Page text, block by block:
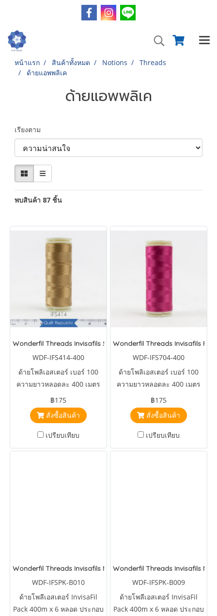
หน้าแรก สินค้าทั้งหมด Notions
Threads
ด้ายแอพพลิเค
ด้ายแอพพลิเค
เรียงตาม
พบสินค้า 87 ชิ้น
Wonderfil Threads Invisafils Soft Tan
WDF-IFS414-400
ด้ายโพลิเอสเตอร์ เบอร์ 100
ความยาวหลอดละ 400 เมตร
฿175
สั่งซื้อสินค้า
เปรียบเทียบ
Wonderfil Threads Invisafils
WDF-IFS704-400
ด้ายโพลิเอสเตอร์ เบอร์ 100
ความยาวหลอดละ 400 เมตร
฿175
สั่งซื้อสินค้า
เปรียบเทียบ
Wonderfil Threads Invisafils Mini Pack Tones That Meld
WDF-IFSPK-B010
ด้ายโพลีเอสเตอร์ InvisaFil
Pack 400m x 6 หลอด ประกอบ
Wonderfil Threads Invisafils
WDF-IFSPK-B009
ด้ายโพลีเอสเตอร์ InvisaFil
Pack 400m x 6 หลอด ประกอบ